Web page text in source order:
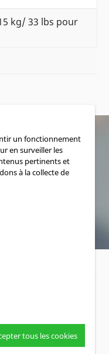
kg/ 33 lbs pour
GmbH, Köln
un fonctionnement
en surveiller les
pertinents et
à la collecte de
tous les cookies